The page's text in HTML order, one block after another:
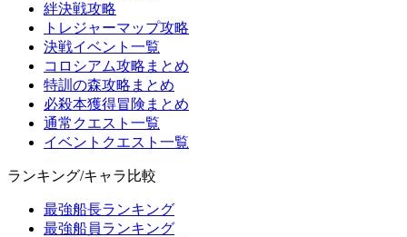
絆決戦攻略
トレジャーマップ攻略
決戦イベント一覧
コロシアム攻略まとめ
特訓の森攻略まとめ
必殺本獲得冒険まとめ
通常クエスト一覧
イベントクエスト一覧
ランキング/キャラ比較
最強船長ランキング
最強船員ランキング